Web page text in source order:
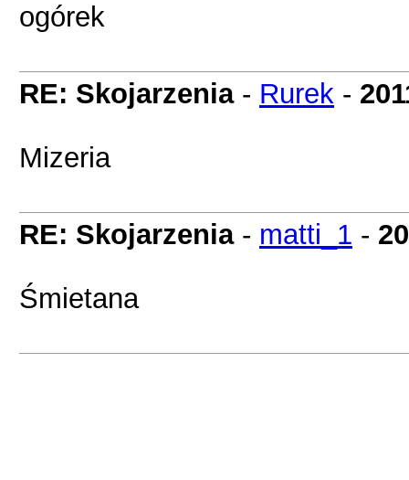
ogórek
RE: Skojarzenia- Rurek -
Mizeria
RE: Skojarzenia- matti_1 -
Śmietana